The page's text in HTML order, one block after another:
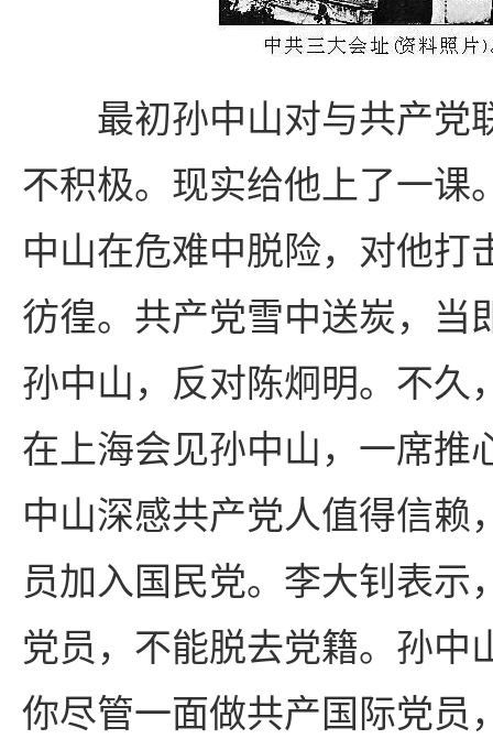
最初孙中山对与共产党
不积极。现实给他上了一课
中山在危难中脱险，对他打
彷徨。共产党雪中送炭，当
孙中山，反对陈炯明。不久
在上海会见孙中山，一席推
中山深感共产党人值得信赖
员加入国民党。李大钊表示
党员，不能脱去党籍。孙中
你尽管一面做共产国际党员